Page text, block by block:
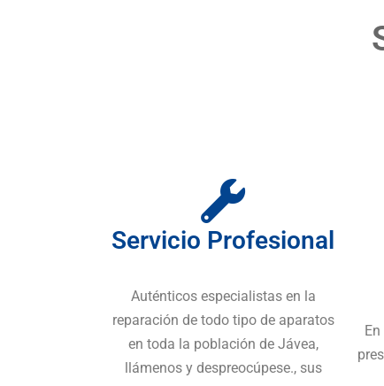
Servicio Profesional
Auténticos especialistas en la
reparación de todo tipo de aparatos
en toda la población de Jávea,
llámenos y despreocúpese., sus